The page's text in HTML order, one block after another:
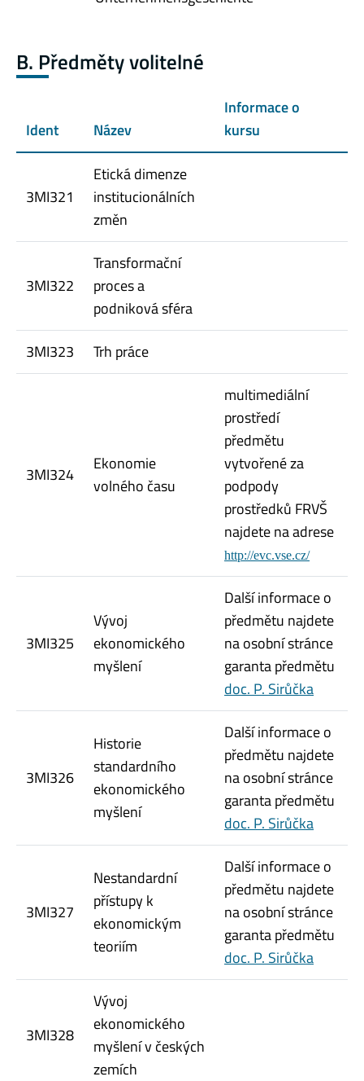
B. Předměty volitelné
Ident Název
Informace o
kursu
3MI321
Etická dimenze
institucionálních
změn
3MI322
Transformační
proces a
podniková sféra
3MI323
Trh práce
3MI324
Ekonomie
volného času
multimediální
prostředí
předmětu
vytvořené za
podpody
prostředků FRVŠ
najdete na adrese
http://evc.vse.cz/
3MI325
Vývoj
ekonomického
myšlení
Další informace o
předmětu najdete
na osobní stránce
garanta předmětu
doc. P. Sirůčka
3MI326
Historie
standardního
ekonomického
myšlení
Další informace o
předmětu najdete
na osobní stránce
garanta předmětu
doc. P. Sirůčka
3MI327
Nestandardní
přístupy k
ekonomickým
teoriím
Další informace o
předmětu najdete
na osobní stránce
garanta předmětu
doc. P. Sirůčka
3MI328
Vývoj
ekonomického
myšlení v českých
zemích